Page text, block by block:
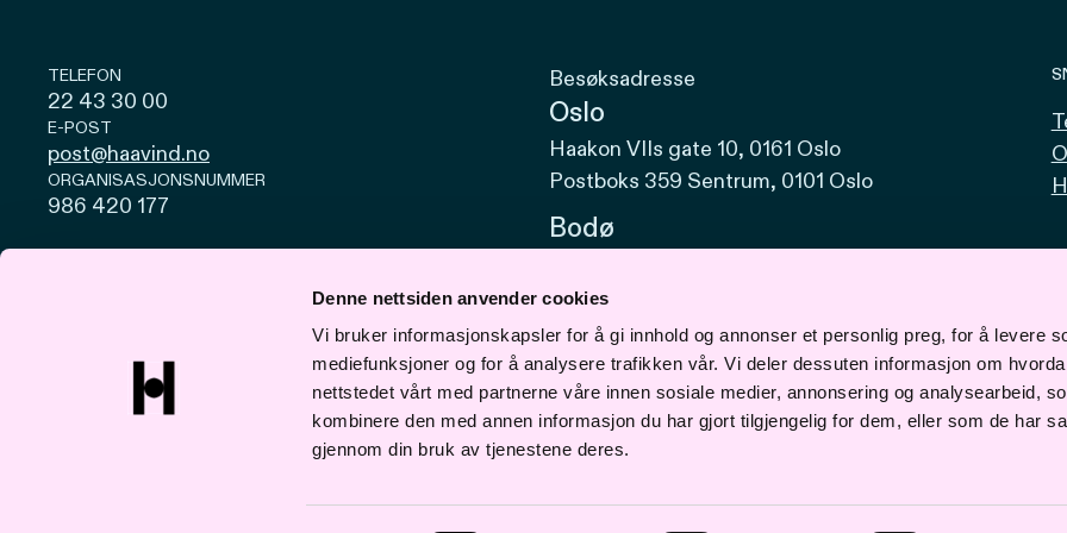
Denne nettsiden anvender cookies
Vi bruker informasjonskapsler for å gi innhold og annonser et personlig preg, for å levere
mediefunksjoner og for å analysere trafikken vår. Vi deler dessuten informasjon om
nettstedet vårt med partnerne våre innen sosiale medier, annonsering og analysearbeid,
kombinere den med annen informasjon du har gjort tilgjengelig for dem, eller som de har
gjennom din bruk av tjenestene deres.
TELEFON
22 43 30 00
E-POST
post@haavind.no
ORGANISASJONSNUMMER
986 420 177
Besøksadresse
Oslo
Haakon VIIs gate 10, 0161 Oslo
Postboks 359 Sentrum, 0101 Oslo
Bodø
Bergen
Vaskerelven 39, 5014 Bergen
Svalbard
Vei 610, Nr. 1. (Materiallageret) 9170
Longyearbyen